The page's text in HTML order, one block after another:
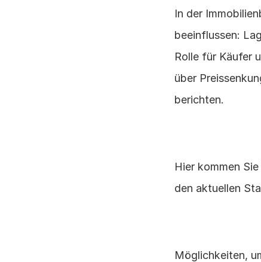
In der
beeinflussen:
Rolle für Käufer
über
berichten.
Hier kommen
den aktuellen
Möglichkeiten,